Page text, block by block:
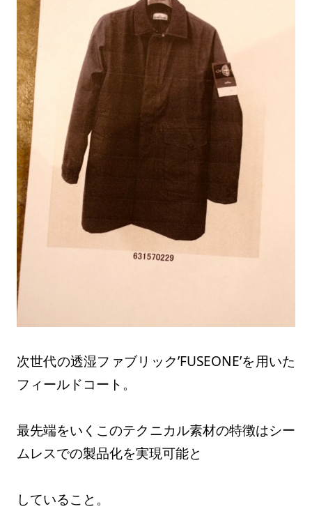
次世代の透湿ファブリック’FUSEONE’を用いた
フィールドコート。
最先端をいくこのテクニカル素材の特徴はシー
ムレスでの製品化を実現可能と
していること。